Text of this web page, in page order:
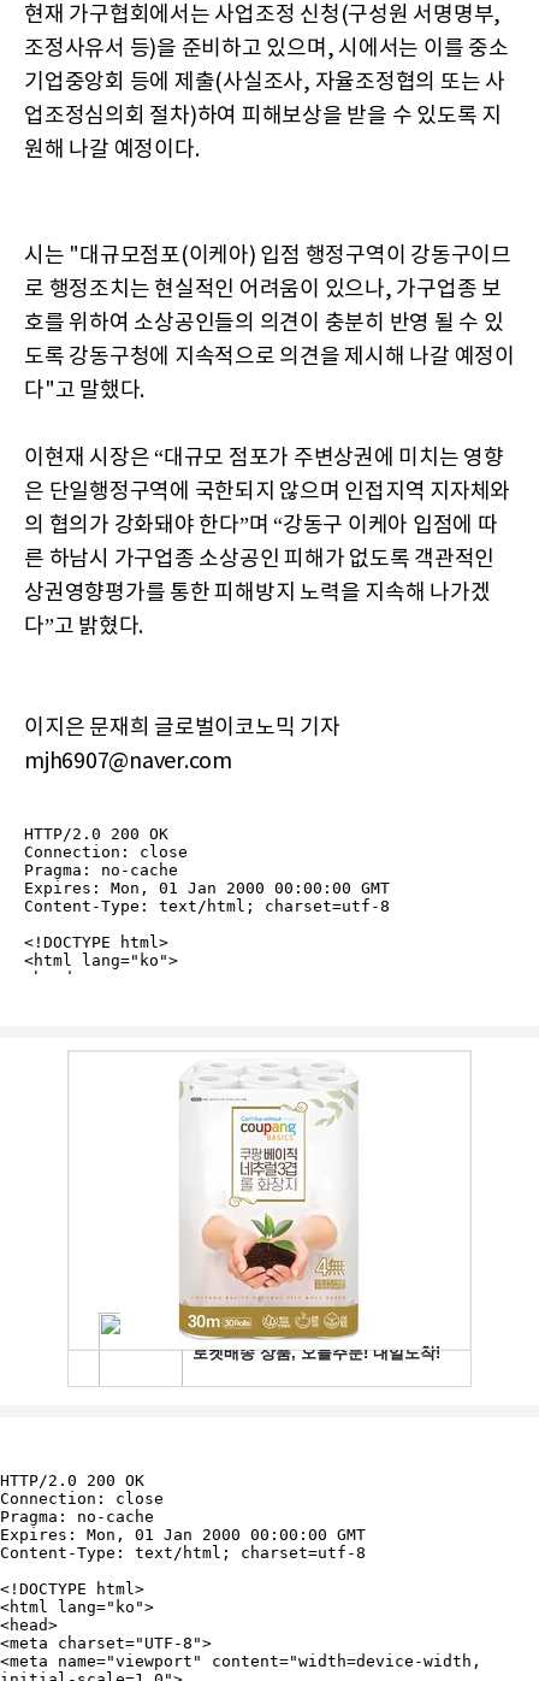
현재 가구협회에서는 사업조정 신청(구성원 서명명부,
조정사유서 등)을 준비하고 있으며, 시에서는 이를 중소
기업중앙회 등에 제출(사실조사, 자율조정협의 또는 사
업조정심의회 절차)하여 피해보상을 받을 수 있도록 지
원해 나갈 예정이다.
시는 "대규모점포(이케아) 입점 행정구역이 강동구이므
로 행정조치는 현실적인 어려움이 있으나, 가구업종 보
호를 위하여 소상공인들의 의견이 충분히 반영 될 수 있
도록 강동구청에 지속적으로 의견을 제시해 나갈 예정이
다"고 말했다.
이현재 시장은 “대규모 점포가 주변상권에 미치는 영향
은 단일행정구역에 국한되지 않으며 인접지역 지자체와
의 협의가 강화돼야 한다”며 “강동구 이케아 입점에 따
른 하남시 가구업종 소상공인 피해가 없도록 객관적인
상권영향평가를 통한 피해방지 노력을 지속해 나가겠
다”고 밝혔다.
이지은 문재희 글로벌이코노믹 기자
mjh6907@naver.com